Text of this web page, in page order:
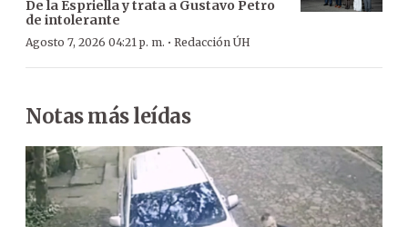
De la Espriella y trata a Gustavo Petro
de intolerante
Agosto 7, 2026 04:21 p. m. · Redacción ÚH
Notas más leídas